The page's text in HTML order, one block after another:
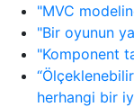
"MVC
"Bir oyunun
"Komponent
herhangi bir